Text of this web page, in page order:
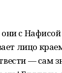
они с
лицо
— сам